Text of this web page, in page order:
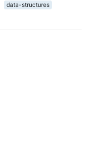
data-structures